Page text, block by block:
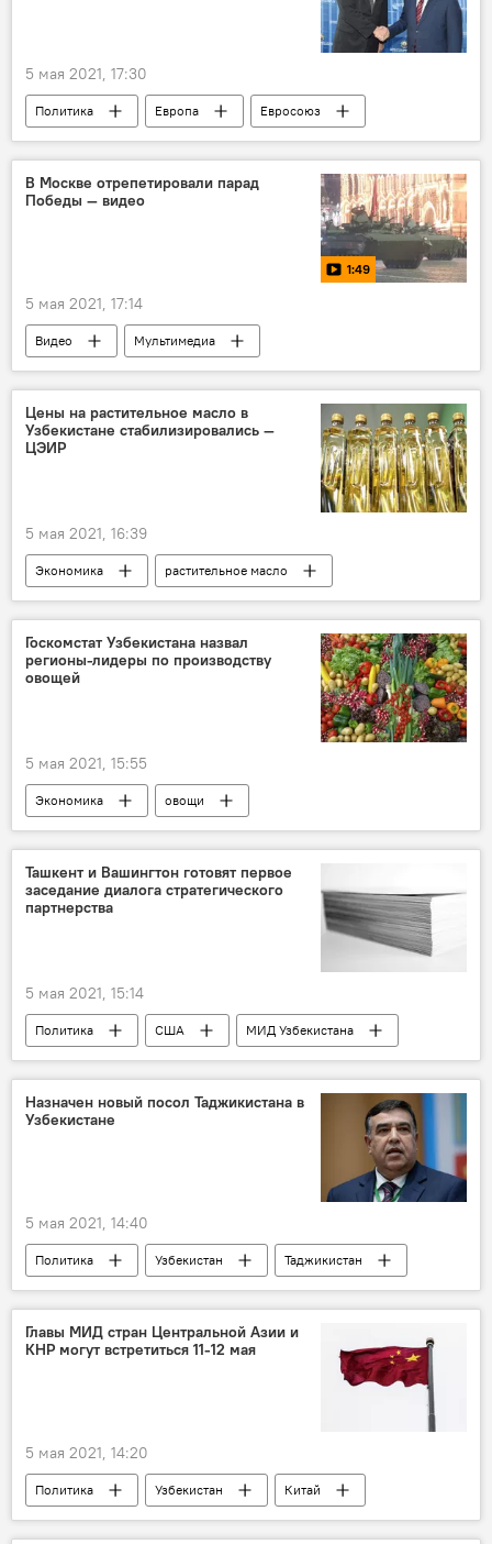
5 мая 2021, 17:30
Политика Европа Евросоюз
В Москве отрепетировали парад
Победы — видео
1:49
5 мая 2021, 17:14
Видео
Мультимедиа
Великая Отечественная война
Цены на растительное масло в
Узбекистане стабилизировались —
ЦЭИР
5 мая 2021, 16:39
Экономика растительное масло
Госкомстат Узбекистана назвал
регионы-лидеры по производству
овощей
5 мая 2021, 15:55
Экономика
овощи
Сельское хозяйство
Национальный комитет по статистике
Ташкент и Вашингтон готовят первое
заседание диалога стратегического
партнерства
5 мая 2021, 15:14
Политика США МИД Узбекистана
Назначен новый посол Таджикистана в
Узбекистане
5 мая 2021, 14:40
Политика Узбекистан
Таджикистан
Посол
Главы МИД стран Центральной Азии и
КНР могут встретиться 11-12 мая
5 мая 2021, 14:20
Политика Узбекистан
Китай
МИД Узбекистана